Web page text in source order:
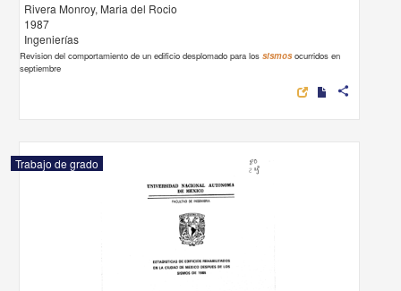
Rivera Monroy, Maria del Rocio
1987
Ingenierías
Revision del comportamiento de un edificio desplomado para lossismosocurridos en
septiembre
share
Trabajo de grado